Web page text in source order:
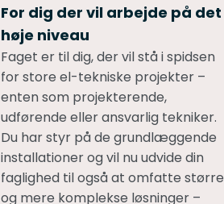
For dig der vil arbejde på det
høje niveau
Faget er til dig, der vil stå i spidsen
for store el-tekniske projekter –
enten som projekterende,
udførende eller ansvarlig tekniker.
Du har styr på de grundlæggende
installationer og vil nu udvide din
faglighed til også at omfatte større
og mere komplekse løsninger –